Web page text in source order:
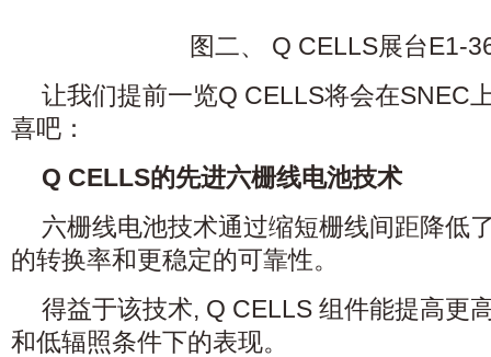
图二、 Q CELLS展台E1-
让我们提前一览Q CELLS将会在SNEC
喜吧：
Q CELLS的先进六栅线电池技术
六栅线电池技术通过缩短栅线间距降低
的转换率和更稳定的可靠性。
得益于该技术, Q CELLS 组件能提高更
和低辐照条件下的表现。